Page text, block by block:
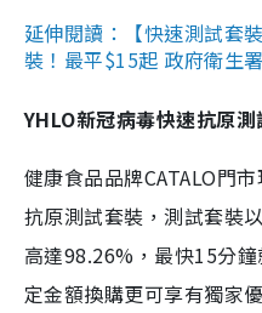
延伸閱讀：【快速測試套
裝！最平$15起 政府衛生
YHLO新冠病毒快速抗原
健康食品品牌CATALO門
抗原測試套裝，測試套裝
高達98.26%，最快15分
定金額換購更可享有獨家